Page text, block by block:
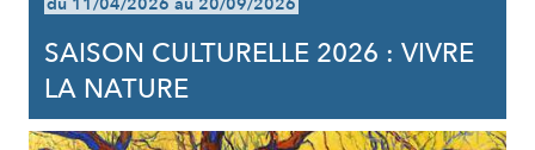
SAISON CULTURELLE 2026 : VIVRE
LA NATURE